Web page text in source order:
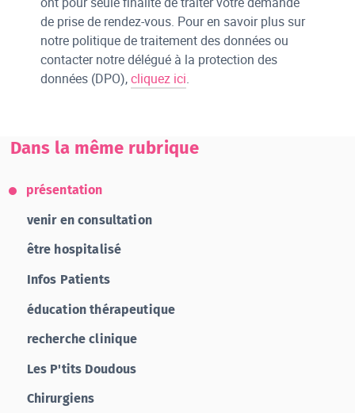
de prise de rendez-vous. Pour en savoir plus sur
notre politique de traitement des données ou
contacter notre délégué à la protection des
données (DPO),cliquez ici.
Dans la même rubrique
présentation
venir en consultation
être hospitalisé
Infos Patients
éducation thérapeutique
recherche clinique
Les P'tits Doudous
Chirurgiens